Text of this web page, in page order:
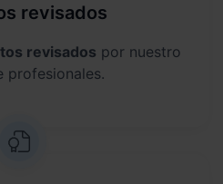
revisados
revisados por nuestro
profesionales.